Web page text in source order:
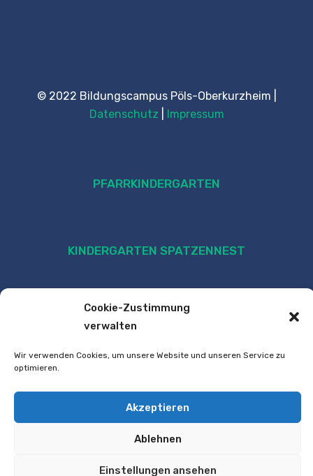
Cookie-Zustimmung
verwalten
Wir verwenden Cookies, um unsere Website und unseren Service zu
optimieren.
Akzeptieren
Ablehnen
Einstellungen ansehen
© 2022 Bildungscampus Pöls-Oberkurzheim |
Datenschutz
Impressum
PFARRKINDERGARTEN
KINDERGARTEN SPATZENNEST
VOLKSSCHULE
TECHNISCHE MITTELSCHULE